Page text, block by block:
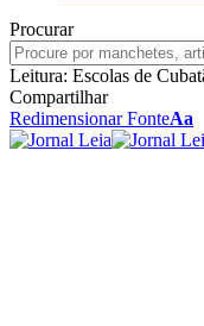
Procurar
Leitura: Escolas de
Compartilhar
Redimensionar FonteAa